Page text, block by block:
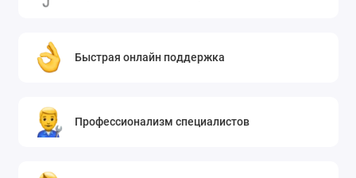
Быстрая онлайн поддержка
Профессионализм специалистов